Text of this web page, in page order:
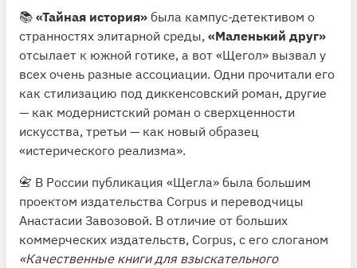
📚 «Тайная история» была кампус-детективом о
странностях элитарной среды, «Маленький друг»
отсылает к южной готике, а вот «Щегол» вызвал у
всех очень разные ассоциации. Одни прочитали его
как стилизацию под диккенсовский роман, другие
— как модернистский роман о сверхценности
искусства, третьи — как новый образец
«истерического реализма».
📇 В России публикация «Щегла» была большим
проектом издательства Corpus и переводчицы
Анастасии Завозовой. В отличие от больших
коммерческих издательств, Corpus, с его слоганом
«Качественные книги для взыскательного